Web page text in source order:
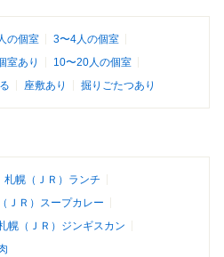
の個室
3〜4人の個室
室あり
10〜20人の個室
座敷あり 掘りごたつあり
札幌（ＪＲ）ランチ
ＪＲ）スープカレー
幌（ＪＲ）ジンギスカン